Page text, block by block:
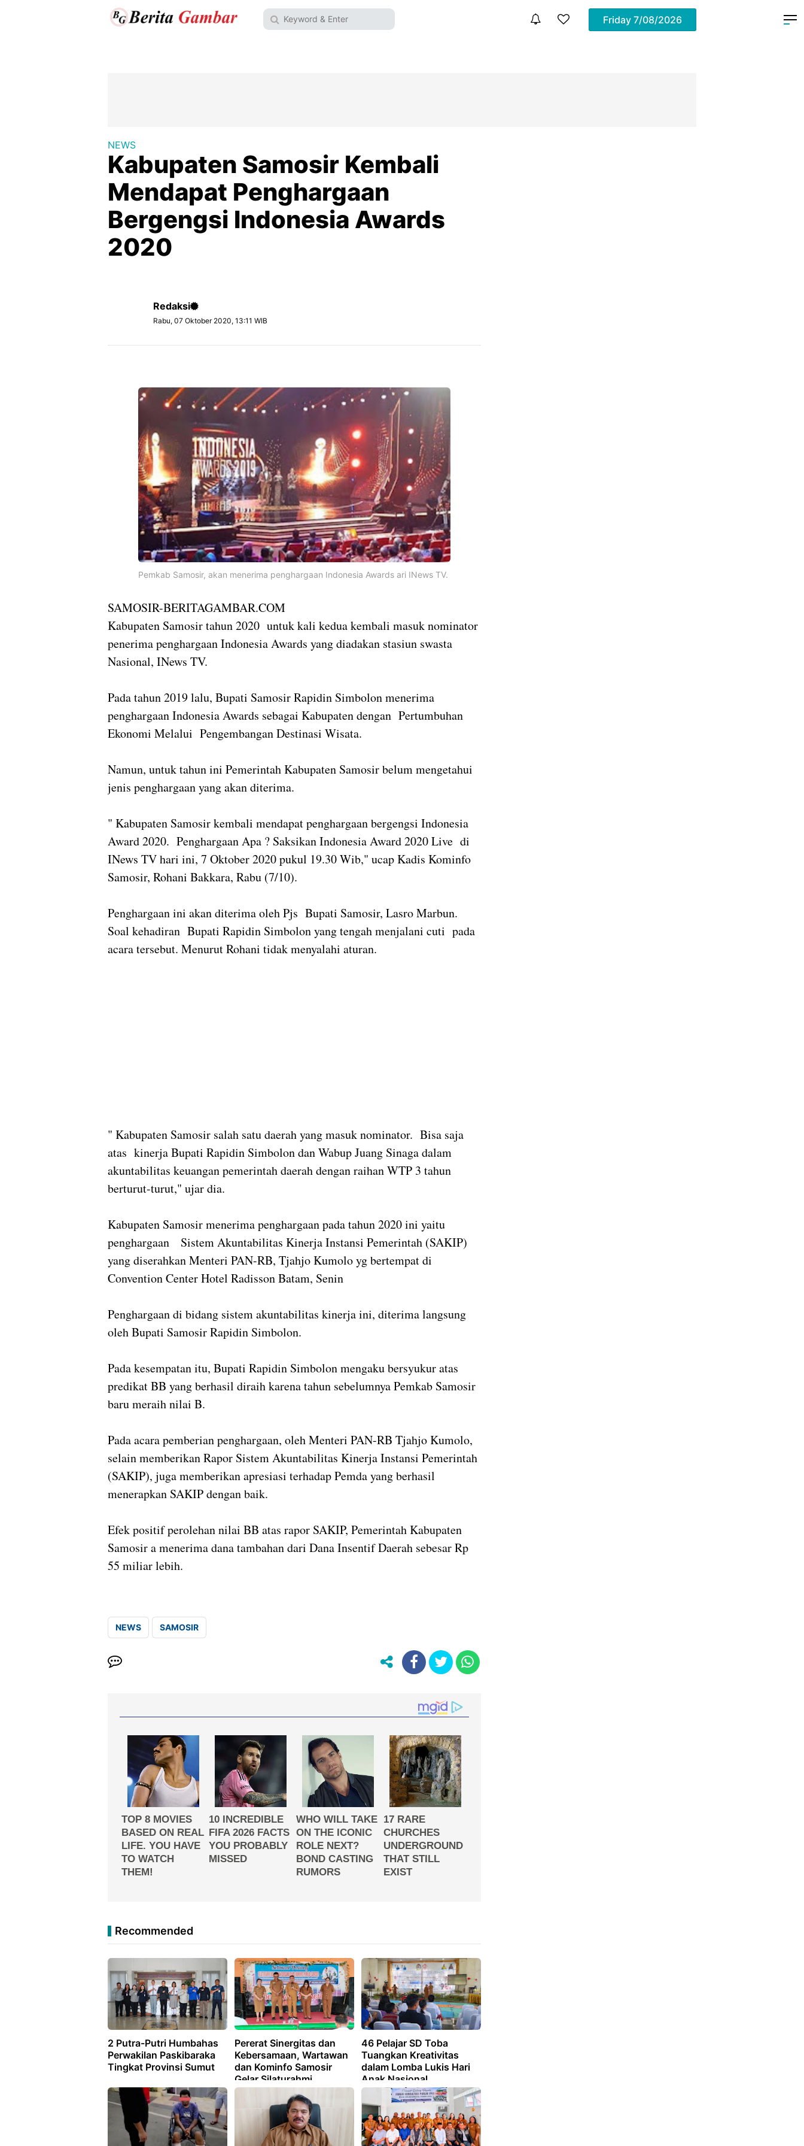
Friday 7/08/2026
NEWS
Kabupaten Samosir Kembali
Mendapat Penghargaan
Bergengsi Indonesia Awards
2020
Redaksi
Rabu, 07 Oktober 2020, 13:11 WIB
Pemkab Samosir, akan menerima penghargaan Indonesia Awards ari INews TV.
SAMOSIR-BERITAGAMBAR.COM
Kabupaten Samosir tahun 2020 untuk kali kedua kembali masuk nominator
penerima penghargaan Indonesia Awards yang diadakan stasiun swasta
Nasional, INews TV.
Pada tahun 2019 lalu, Bupati Samosir Rapidin Simbolon menerima
penghargaan Indonesia Awards sebagai Kabupaten dengan Pertumbuhan
Ekonomi Melalui Pengembangan Destinasi Wisata.
Namun, untuk tahun ini Pemerintah Kabupaten Samosir belum mengetahui
jenis penghargaan yang akan diterima.
" Kabupaten Samosir kembali mendapat penghargaan bergengsi Indonesia
Award 2020. Penghargaan Apa ? Saksikan Indonesia Award 2020 Live di
INews TV hari ini, 7 Oktober 2020 pukul 19.30 Wib," ucap Kadis Kominfo
Samosir, Rohani Bakkara, Rabu (7/10).
Penghargaan ini akan diterima oleh Pjs Bupati Samosir, Lasro Marbun.
Soal kehadiran Bupati Rapidin Simbolon yang tengah menjalani cuti pada
acara tersebut. Menurut Rohani tidak menyalahi aturan.
" Kabupaten Samosir salah satu daerah yang masuk nominator. Bisa saja
atas kinerja Bupati Rapidin Simbolon dan Wabup Juang Sinaga dalam
akuntabilitas keuangan pemerintah daerah dengan raihan WTP 3 tahun
berturut-turut," ujar dia.
Kabupaten Samosir menerima penghargaan pada tahun 2020 ini yaitu
penghargaan Sistem Akuntabilitas Kinerja Instansi Pemerintah (SAKIP)
yang diserahkan Menteri PAN-RB, Tjahjo Kumolo yg bertempat di
Convention Center Hotel Radisson Batam, Senin
Penghargaan di bidang sistem akuntabilitas kinerja ini, diterima langsung
oleh Bupati Samosir Rapidin Simbolon.
Pada kesempatan itu, Bupati Rapidin Simbolon mengaku bersyukur atas
predikat BB yang berhasil diraih karena tahun sebelumnya Pemkab Samosir
baru meraih nilai B.
Pada acara pemberian penghargaan, oleh Menteri PAN-RB Tjahjo Kumolo,
selain memberikan Rapor Sistem Akuntabilitas Kinerja Instansi Pemerintah
(SAKIP), juga memberikan apresiasi terhadap Pemda yang berhasil
menerapkan SAKIP dengan baik.
Efek positif perolehan nilai BB atas rapor SAKIP, Pemerintah Kabupaten
Samosir a menerima dana tambahan dari Dana Insentif Daerah sebesar Rp
55 miliar lebih.
NEWS SAMOSIR
Recommended
2 Putra-Putri Humbahas
Perwakilan Paskibaraka
Tingkat Provinsi Sumut
Pererat Sinergitas dan
Kebersamaan, Wartawan
dan Kominfo Samosir
Gelar Silaturahmi
46 Pelajar SD Toba
Tuangkan Kreativitas
dalam Lomba Lukis Hari
Anak Nasional